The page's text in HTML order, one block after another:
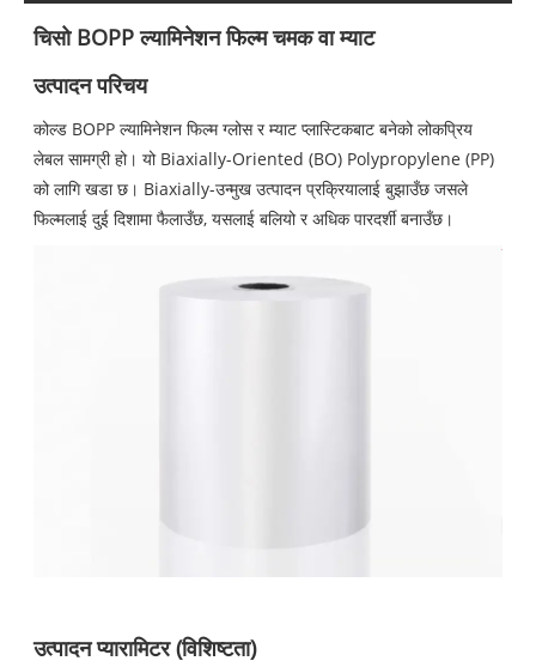
चिसो BOPP ल्यामिनेशन फिल्म चमक वा म्याट
उत्पादन परिचय
कोल्ड BOPP ल्यामिनेशन फिल्म ग्लोस र म्याट प्लास्टिकबाट बनेको लोकप्रिय
लेबल सामग्री हो। यो Biaxially-Oriented (BO) Polypropylene (PP)
को लागि खडा छ। Biaxially-उन्मुख उत्पादन प्रक्रियालाई बुझाउँछ जसले
फिल्मलाई दुई दिशामा फैलाउँछ, यसलाई बलियो र अधिक पारदर्शी बनाउँछ।
उत्पादन प्यारामिटर (विशिष्टता)